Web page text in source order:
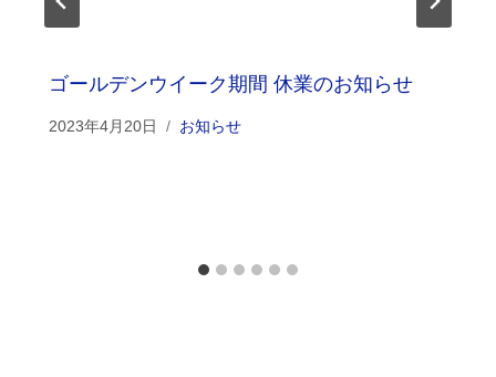
ゴールデンウイーク期間 休業のお知らせ
2023年4月20日 お知らせ